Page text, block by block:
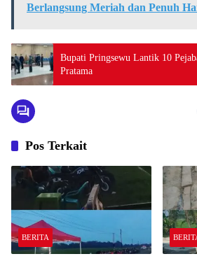
Berlangsung Meriah dan Penuh
Bupati Pringsewu Lantik 10
Pratama
Pos Terkait
BERITA